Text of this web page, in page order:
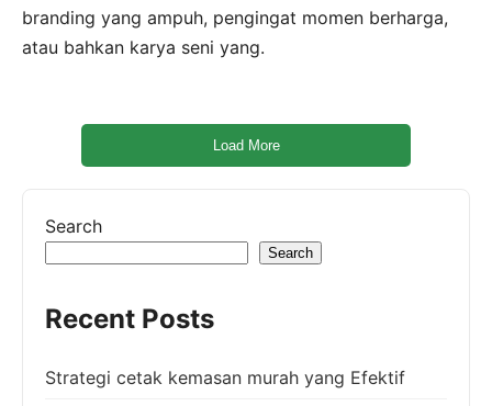
branding yang ampuh, pengingat momen berharga,
atau bahkan karya seni yang.
Load More
Search
Search
Recent Posts
Strategi cetak kemasan murah yang Efektif